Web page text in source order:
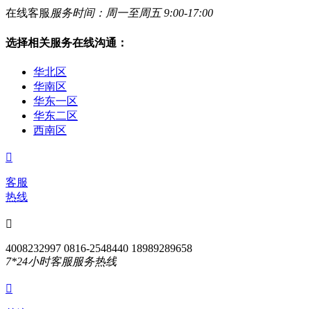
在线客服服务时间：周一至周五 9:00-17:00
选择相关服务在线沟通：
华北区
华南区
华东一区
华东二区
西南区

客服
热线

4008232997 0816-2548440 18989289658
7*24小时客服服务热线
